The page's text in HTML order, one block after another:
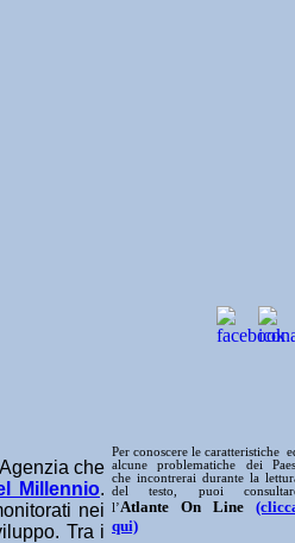
Per conoscere le caratteristiche
alcune problematiche dei
che incontrerai durante la
del testo, puoi
l’Atlante On Line
qui)
che
Millennio.
nei
Tra i